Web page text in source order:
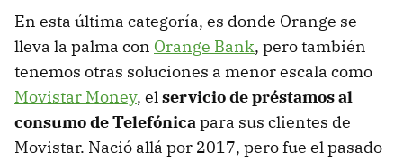
En esta última categoría, es donde Orange se
lleva la palma con Orange Bank, pero también
tenemos otras soluciones a menor escala como
Movistar Money, elservicio de préstamos al
consumo de Telefónicapara sus clientes de
Movistar. Nació allá por 2017, pero fue el pasado